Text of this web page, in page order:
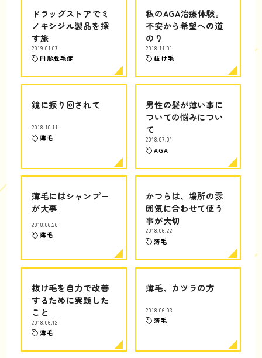
ドラッグストアでミ
ノキシジル製品を探
す旅
2019.01.07
円形脱毛症
私のAGA治療体験。
不安から希望への道
のり
2018.11.01
抜け毛
鏡に振り回されて
2018.10.11
薄毛
男性の髪が薄い事に
ついての悩みについ
て
2018.07.01
AGA
薄毛にはシャンプー
が大事
2018.06.26
薄毛
かつらは、場所の雰
囲気に合わせて使う
事が大切
2018.06.22
薄毛
抜け毛を自力で改善
するために実践した
こと
2018.06.12
薄毛
薄毛、カツラの方
2018.06.03
薄毛